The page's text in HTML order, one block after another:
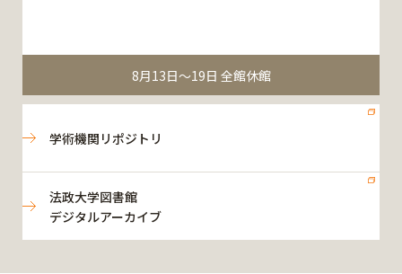
8月13日～19日 全館休館
学術機関リポジトリ
法政大学図書館
デジタルアーカイブ